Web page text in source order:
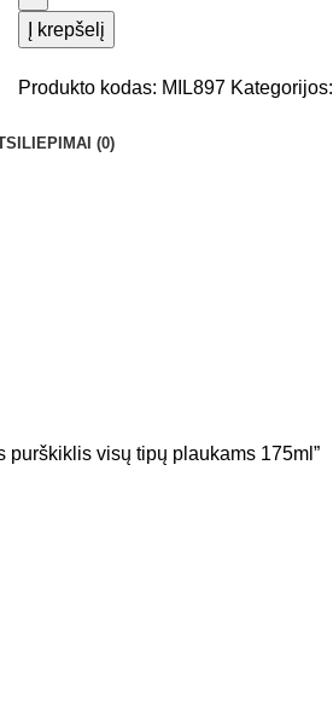
Į krepšelį
Produkto kodas: MIL897 Kategorijos:
(0)
purškiklis visų tipų plaukams 175ml”